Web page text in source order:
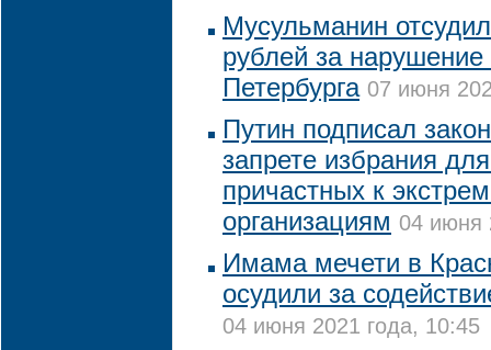
Мусульманин
рублей за
Петербурга 07 июня
Путин подписал
запрете избрания
причастных к
организациям 04 июня
Имама мечети в
осудили за
04 июня 2021 года, 10:45